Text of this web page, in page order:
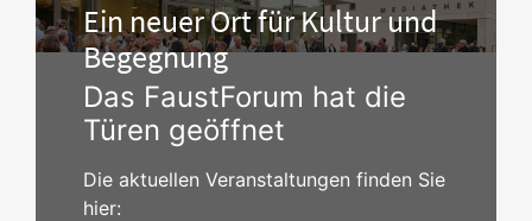
Ein neuer Ort für Kultur und
Begegnung
Das FaustForum hat die
Türen geöffnet
Die aktuellen Veranstaltungen finden Sie
hier: